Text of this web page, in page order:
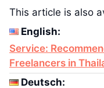
This article is also
English:
Service:
Freelancers in
Deutsch: